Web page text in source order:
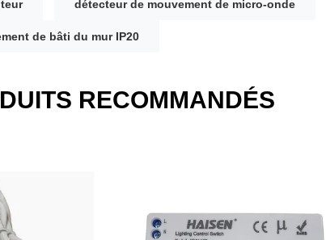
détecteur de mouvement de micro-onde
de bâti du mur IP20
RECOMMANDÉS